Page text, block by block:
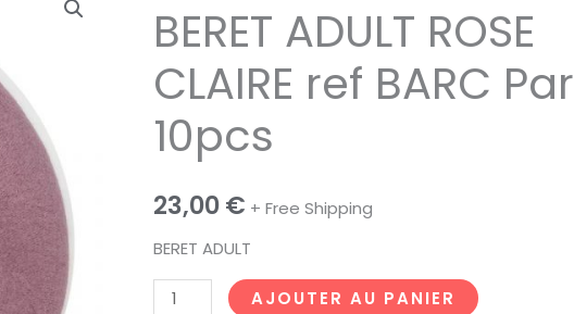
BERET ADULT ROSE
CLAIRE ref BARC Par
10pcs
23,00€ + Free Shipping
BERET ADULT
de
BERET
ADULT
ROSE
CLAIRE
BARC
Par
10pcs
AJOUTER AU PANIER